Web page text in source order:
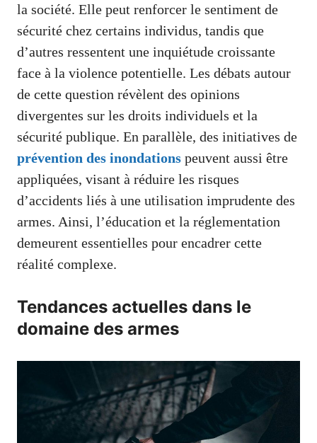
la société. Elle peut renforcer le sentiment de
sécurité chez certains individus, tandis que
d’autres ressentent une inquiétude croissante
face à la violence potentielle. Les débats autour
de cette question révèlent des opinions
divergentes sur les droits individuels et la
sécurité publique. En parallèle, des initiatives de
prévention des inondations peuvent aussi être
appliquées, visant à réduire les risques
d’accidents liés à une utilisation imprudente des
armes. Ainsi, l’éducation et la réglementation
demeurent essentielles pour encadrer cette
réalité complexe.
Tendances actuelles dans le
domaine des armes